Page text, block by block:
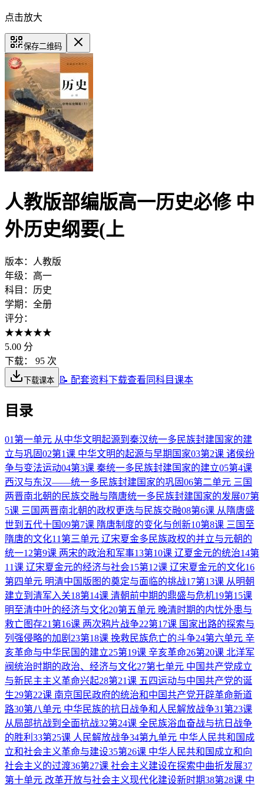
点击放大
保存二维码
人教版部编版高一历史必修 中
外历史纲要(上
版本：
人教版
年级： 高一
科目： 历史
学期： 全册
评分：
★★★★★
5.00 分
下载：
95 次
下载课本 📝 配套资料下载查看同科目课本
目录
01 第一单元 从中华文明起源到秦汉统一多民族封建国家的建
立与巩固02第1课 中华文明的起源与早期国家03第2课 诸侯纷
争与变法运动04第3课 秦统一多民族封建国家的建立05第4课
西汉与东汉——统一多民族封建国家的巩固06第二单元 三国
两晋南北朝的民族交融与隋唐统一多民族封建国家的发展07第
5课 三国两晋南北朝的政权更迭与民族交融08第6课 从隋唐盛
世到五代十国09第7课 隋唐制度的变化与创新10第8课 三国至
隋唐的文化11 第三单元 辽宋夏金多民族政权的并立与元朝的
统一12第9课 两宋的政治和军事13第10课 辽夏金元的统治14第
11课 辽宋夏金元的经济与社会15第12课 辽宋夏金元的文化16
第四单元 明清中国版图的奠定与面临的挑战17第13课 从明朝
建立到清军入关18第14课 清朝前中期的鼎盛与危机19第15课
明至清中叶的经济与文化20第五单元 晚清时期的内忧外患与
救亡图存21 第16课 两次鸦片战争22第17课 国家出路的探索与
列强侵略的加剧 23第18课 挽救民族危亡的斗争24第六单元 辛
亥革命与中华民国的建立25第19课 辛亥革命26第20课 北洋军
阀统治时期的政治、经济与文化27第七单元 中国共产党成立
与新民主主义革命兴起28第21课 五四运动与中国共产党的诞
生29第22课 南京国民政府的统治和中国共产党开辟革命新道
路30第八单元 中华民族的抗日战争和人民解放战争31 第23课
从局部抗战到全面抗战32第24课 全民族浴血奋战与抗日战争
的胜利 33第25课 人民解放战争34第九单元 中华人民共和国成
立和社会主义革命与建设35第26课 中华人民共和国成立和向
社会主义的过渡36第27课 社会主义建设在探索中曲折发展37
第十单元 改革开放与社会主义现代化建设新时期38第28课 中